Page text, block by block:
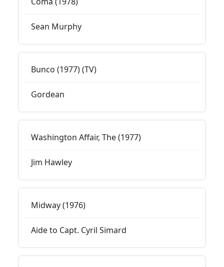
Sean Murphy
Bunco (1977) (TV)
Gordean
Washington Affair, The (1977)
Jim Hawley
Midway (1976)
Aide to Capt. Cyril Simard